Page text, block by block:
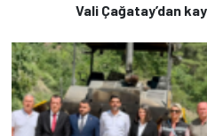
Vali Çağatay’dan